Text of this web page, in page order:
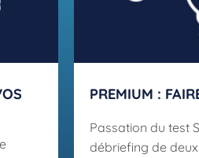
PREMIUM :
Passation du test
débriefing de